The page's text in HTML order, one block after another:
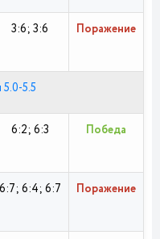
3:6; 3:6 Поражение
5.5
6:2; 6:3 Победа
6:7; 6:4; 6:7 Поражение